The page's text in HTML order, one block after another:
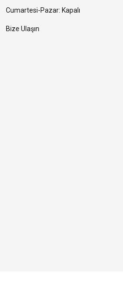
Cumartesi-Pazar: Kapalı
Bize Ulaşın